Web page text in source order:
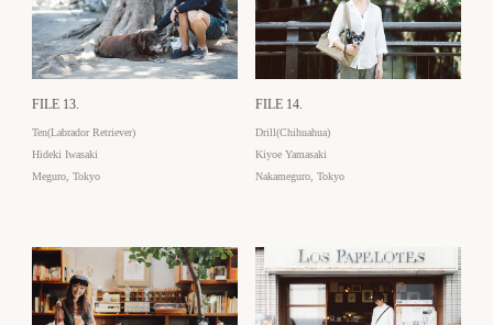
FILE 13.
Ten(Labrador Retriever)
Hideki Iwasaki
Meguro, Tokyo
FILE 14.
Drill(Chihuahua)
Kiyoe Yamasaki
Nakameguro, Tokyo